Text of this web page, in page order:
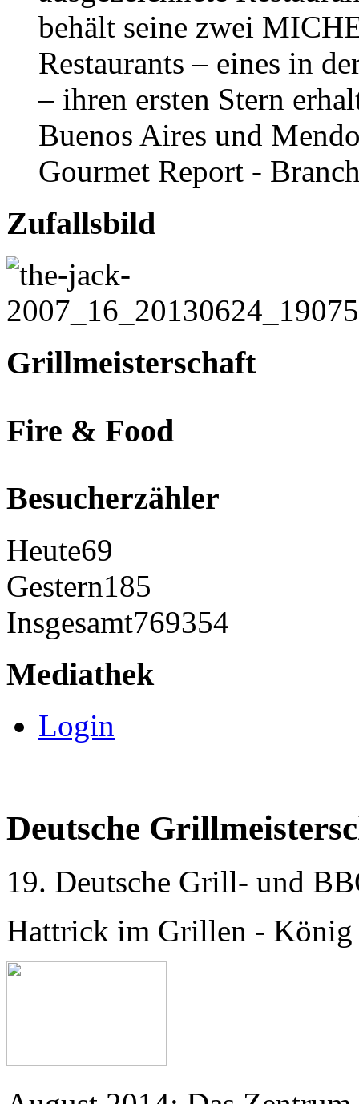
behält seine zwei
Restaurants – eines in
– ihren ersten Stern
Buenos Aires und
Gourmet Report -
Zufallsbild
Grillmeisterschaft
Fire & Food
Besucherzähler
Heute69
Gestern185
Insgesamt769354
Mediathek
Login
Deutsche
19. Deutsche Grill- und
Hattrick im Grillen - König